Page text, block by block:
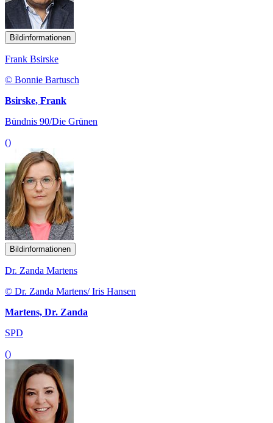
Bildinformationen
Frank Bsirske
© Bonnie Bartusch
Bsirske, Frank
Bündnis 90/Die Grünen
()
Bildinformationen
Dr. Zanda Martens
© Dr. Zanda Martens/ Iris Hansen
Martens, Dr. Zanda
SPD
()